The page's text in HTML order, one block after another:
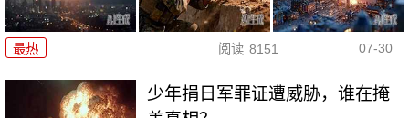
最热 阅读 8151 07-30
少年捐日军罪证遭威胁，谁在掩